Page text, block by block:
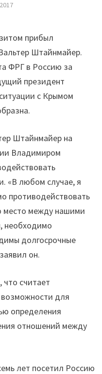
прибыл
Штайнмайер.
ФРГ в Россию за
президент
с Крымом
Штайнмайер на
Владимиром
«В любом случае, я
противодействовать
место между нашими
необходимо
долгосрочные
он.
считает
для
определения
отношений между
лет посетил Россию